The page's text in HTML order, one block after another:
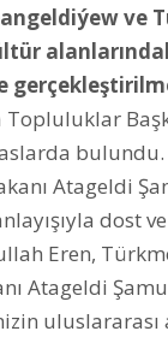
ve
Topluluklar
Atageldi
dost
Eren,
Atageldi